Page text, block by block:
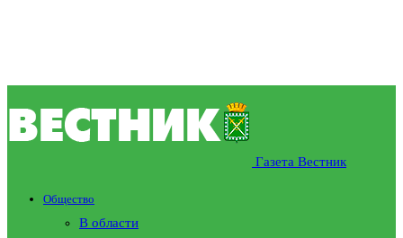
Газета Вестник
Общество
В области